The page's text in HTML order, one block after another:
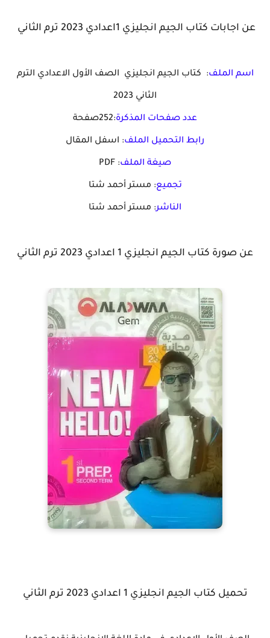
عن اجابات كتاب الجيم انجليزي 1اعدادي 2023 ترم الثاني
اسم الملف: كتاب الجيم انجليزي الصف الأول الاعدادي الترم
الثاني 2023
عدد صفحات المذكرة:252صفحة
رابط التحميل الملف: اسفل المقال
صيغة الملف: PDF
تجميع: مستر أحمد شتا
الناشر: مستر أحمد شتا
عن صورة كتاب الجيم انجليزي 1 اعدادي 2023 ترم الثاني
تحميل كتاب الجيم انجليزي 1 اعدادي 2023 ترم الثاني